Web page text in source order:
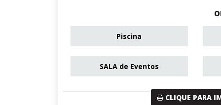
Piscina
SALA de Eventos
CLIQUE PARA